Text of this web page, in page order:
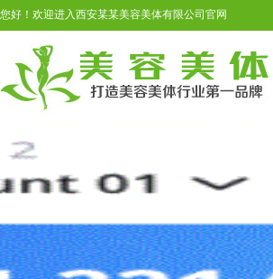
您好！欢迎进入西安某某美容美体有限公司官网